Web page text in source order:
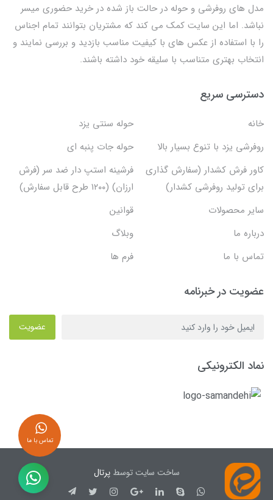
مدل های روفرشی و حوله در حالت باز شده در خرید حضوری میسر
نباشد. اما این سایت کمک می کند که مشتریان بتوانند تمام اجناس
را با استفاده از عکس های با کیفیت مناسب بازدید و بررسی نمایند و
انتخاب بهتری متناسب با سلیقه خود داشته باشند.
دسترسی سریع
خانه
حوله سنتی یزد
روفرشی یزد با تنوع بسیار بالا
حوله جات پنبه ای
کاور فرش کشدار (سفارش گذاری
برای تولید روفرشی کشدار)
فرشینه استپ دار ضد سر (فرش
ارزان) (۱۲۰۰ طرح قابل سفارش)
سایر محصولات
قوانین
درباره ما
وبلاگ
تماس با ما
فرم ها
عضویت در خبرنامه
عضویت
نماد الکترونیکی
ساخت سایت توسطپرتال
تماس با ما